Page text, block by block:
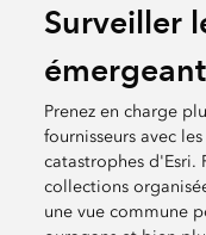
Surveiller
Prenez en charge
fournisseurs avec
catastrophes d'Esri.
collections
une vue commune